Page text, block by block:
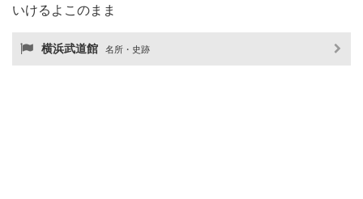
いけるよこのまま
横浜武道館 名所・史跡